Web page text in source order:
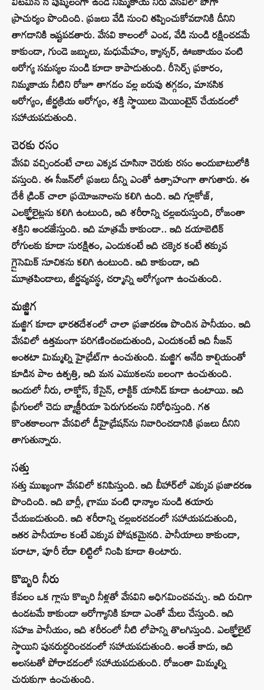
ప్రాచుర్యం పొందింది. ప్రజలు వేడి నుంచి తప్పించుకోవడానికి దీనిని
తాగడానికి ఇష్టపడతారు. వేసవి కాలంలో ఎండ, వేడి నుండి రక్షించడమే
కాకుండా, గుండె జబ్బులు, మధుమేహం, క్యాన్సర్, ఊబకాయం వంటి
ఆరోగ్య సమస్యల నుండి కూడా కాపాడుతుంది. రీసెర్చ్ ప్రకారం,
నిమ్మకాయ నీటిని రోజూ తాగడం వల్ల బరువు తగ్గడం, మానసిక
ఆరోగ్యం, జీర్ణక్రియ ఆరోగ్యం, శక్తి స్థాయిలు మెయింటైన్ చేయడంలో
సహాయపడుతుంది.
చెరకు రసం
వేసవి వచ్చిందంటే చాలు ఎక్కడ చూసినా చెరుకు రసం అందుబాటులోకి
వస్తుంది. ఈ సీజన్‌లో ప్రజలు దీన్ని ఎంతో ఉత్సాహంగా తాగుతారు. ఈ
దేశీ డ్రింక్ చాలా ప్రయోజనాలను కలిగి ఉంది. ఇది గ్లూకోజ్,
ఎలక్ట్రోలైట్లను కలిగి ఉంటుంది, ఇది శరీరాన్ని చల్లబరుస్తుంది, రోజంతా
శక్తిని అందజేస్తుంది. ఇది మాత్రమే కాకుండా.. ఇది డయాబెటిక్
రోగులకు కూడా సురక్షితం, ఎందుకంటే ఇది చక్కెర కంటే తక్కువ
గ్లైసెమిక్ సూచికను కలిగి ఉంటుంది. ఇది కాకుండా, ఇది
మూత్రపిండాలు, జీర్ణవ్యవస్థ, చర్మాన్ని ఆరోగ్యంగా ఉంచుతుంది.
మజ్జిగ
మజ్జిగ కూడా భారతదేశంలో చాలా ప్రజాదరణ పొందిన పానీయం. ఇది
వేసవిలో ఉత్తమంగా పరిగణించబడుతుంది, ఎందుకంటే ఇది సీజన్
అంతటా మిమ్మల్ని హైడ్రేట్‌గా ఉంచుతుంది. మజ్జిగ అనేది కాల్షియంతో
కూడిన పాల ఉత్పత్తి, ఇది మన ఎముకలను బలంగా ఉంచుతుంది.
ఇందులో నీరు, లాక్టోస్, కేసైన్, లాక్టిక్ యాసిడ్ కూడా ఉంటాయి. ఇది
ప్రేగులలో చెడు బ్యాక్టీరియా పెరుగుదలను నిరోధిస్తుంది. గత
కొంతకాలంగా వేసవిలో డీహైడ్రేషన్‌ను నివారించడానికి ప్రజలు దీనిని
తాగుతున్నారు.
సత్తు
సత్తు ముఖ్యంగా వేసవిలో కనిపిస్తుంది. ఇది బీహార్‌లో ఎక్కువ ప్రజాదరణ
పొందింది. ఇది బార్లీ, గ్రాము వంటి ధాన్యాల నుండి తయారు
చేయబడుతుంది. ఇది శరీరాన్ని చల్లబరచడంలో సహాయపడుతుంది,
ఇతర పానీయాల కంటే ఎక్కువ పోషకమైనది. పానీయాలు కాకుండా,
పరాటా, పూరీ లేదా లిట్టిలో నింపి కూడా తింటారు.
కొబ్బరి నీరు
కేవలం ఒక గ్లాసు కొబ్బరి నీళ్లతో వేసవిని అధిగమించవచ్చు. ఇది రుచిగా
ఉండటమే కాకుండా ఆరోగ్యానికి కూడా ఎంతో మేలు చేస్తుంది. ఇది
సహజ పానీయం, ఇది శరీరంలో నీటి లోపాన్ని తొలగిస్తుంది. ఎలక్ట్రోలైట్
స్థాయిని పునరుద్ధరించడంలో సహాయపడుతుంది. అంతే కాదు, ఇది
అలసటతో పోరాడడంలో సహాయపడుతుంది. రోజంతా మిమ్మల్ని
చురుకుగా ఉంచుతుంది.